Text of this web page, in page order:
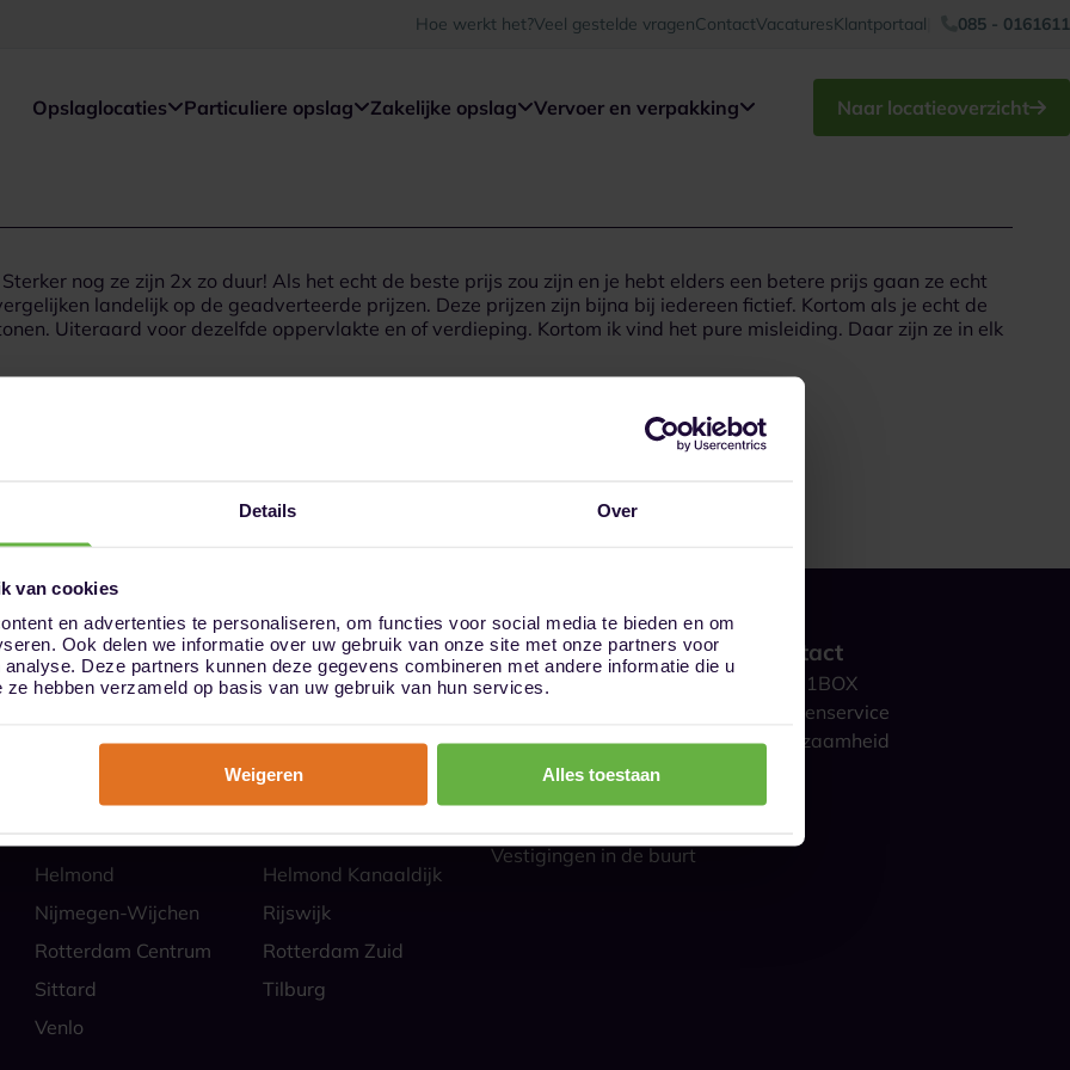
Details Over
van cookies
en advertenties te personaliseren, om functies voor social media te bieden en om
Ook delen we informatie over uw gebruik van onze site met onze partners voor
Deze partners kunnen deze gegevens combineren met andere informatie die u
hebben verzameld op basis van uw gebruik van hun services.
Weigeren Alles toestaan
Hoe werkt het?Veel gestelde vragenContactVacaturesKlantportaal 085 - 0161611
Opslaglocaties Particuliere opslag Zakelijke opslag Vervoer en verpakking Naar locatieoverzicht
nog ze zijn 2x zo duur! Als het echt de beste prijs zou zijn en je hebt elders een betere prijs gaan ze echt
landelijk op de geadverteerde prijzen. Deze prijzen zijn bijna bij iedereen fictief. Kortom als je echt de
Uiteraard voor dezelfde oppervlakte en of verdieping. Kortom ik vind het pure misleiding. Daar zijn ze in elk
Almere
Alphen aan den Rijn
Eindhoven Best
Helmond
Helmond Kanaaldijk
Nijmegen-Wijchen
Rijswijk
Rotterdam Centrum
Rotterdam Zuid
Sittard
Tilburg
Venlo
Hoe werkt het?
Veilige opslag
Particulieren
Zakelijk
Vestigingen in de buurt
Contact
Over 1BOX
Klantenservice
Duurzaamheid